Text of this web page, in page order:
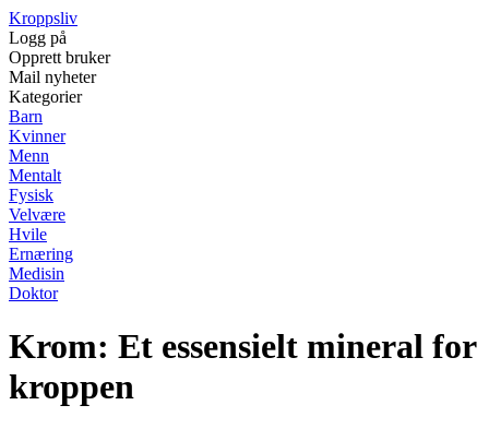
Kroppsliv
Logg på
Opprett bruker
Mail nyheter
Kategorier
Barn
Kvinner
Menn
Mentalt
Fysisk
Velvære
Hvile
Ernæring
Medisin
Doktor
Krom: Et essensielt mineral for
kroppen